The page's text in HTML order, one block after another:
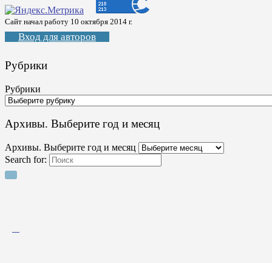
Сайт начал работу 10 октября 2014 г.
Вход для авторов
Рубрики
Рубрики
Архивы. Выберите год и месяц
Архивы. Выберите год и месяц
Search for: